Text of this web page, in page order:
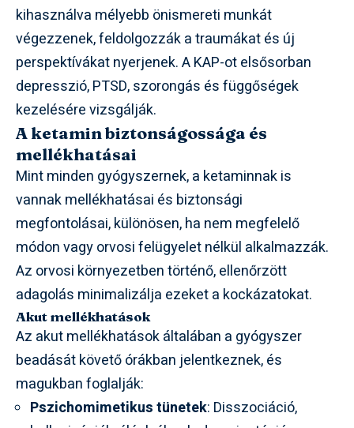
kihasználva mélyebb önismereti munkát
végezzenek, feldolgozzák a traumákat és új
perspektívákat nyerjenek. A KAP-ot elsősorban
depresszió, PTSD, szorongás és függőségek
kezelésére vizsgálják.
A ketamin biztonságossága és
mellékhatásai
Mint minden gyógyszernek, a ketaminnak is
vannak mellékhatásai és biztonsági
megfontolásai, különösen, ha nem megfelelő
módon vagy orvosi felügyelet nélkül alkalmazzák.
Az orvosi környezetben történő, ellenőrzött
adagolás minimalizálja ezeket a kockázatokat.
Akut mellékhatások
Az akut mellékhatások általában a gyógyszer
beadását követő órákban jelentkeznek, és
magukban foglalják:
Pszichomimetikus tünetek: Disszociáció,